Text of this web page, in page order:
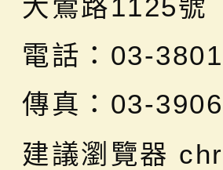
大鶯路1125號
電話：03-
傳真：03-
建議瀏覽器